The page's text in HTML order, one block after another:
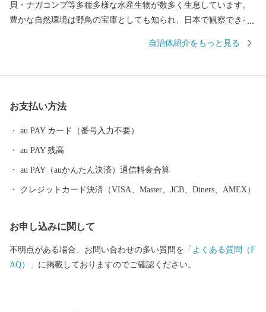
貝・ナガコンブ等多種多様な水産生物が数多く生息しています。
豊かな自然環境は野鳥の宝庫としても知られ、日本で観察できる
などには毎年全国各地から多くの方がバードウォッチングに訪れ
返還要求運動原点の地」として、これまで長きに渡り北方四島の
早期返還を願い、市民一丸となって世論の先頭に立ち、運動を展
ない課題が非常に山積しています。 すこしづつまちの活性化を目
指し歩みを進めてまいりますので、今後の根室市にご注目くださ
自治体紹介をもっと見る
お支払い方法
au PAY カード（番号入力不要）
au PAY 残高
au PAY（auかんたん決済）通信料金合算
クレジットカード決済（VISA、Master、JCB、Diners、AMEX）
お申し込みに関して
不明点がある場合、お問い合わせの多い質問を 「よくある質問（F
AQ）」 に掲載しておりますのでご確認ください。